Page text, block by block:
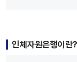
인체자원은행이란?